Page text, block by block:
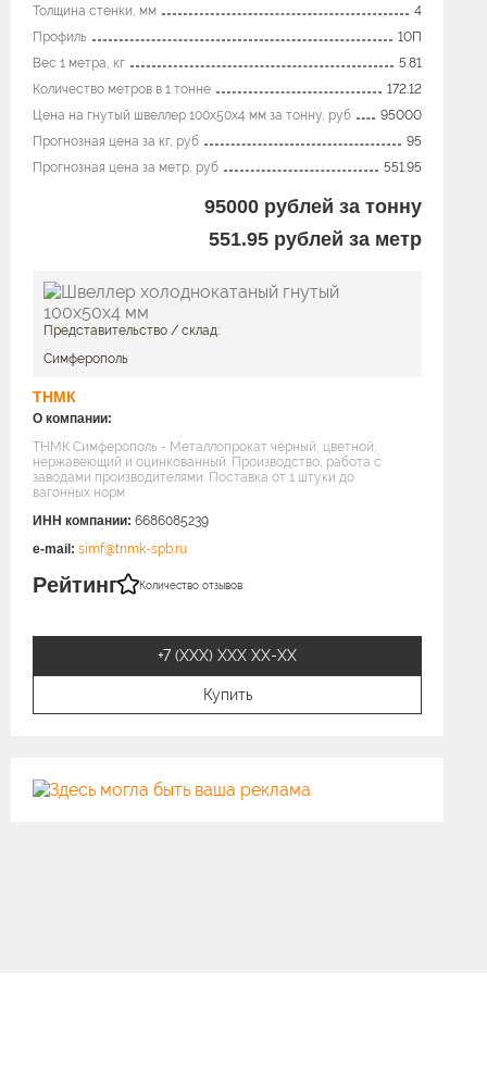
Толщина стенки, мм
4
Профиль
10П
Вес 1 метра, кг
5.81
Количество метров в 1 тонне
172.12
Цена на гнутый швеллер 100x50х4 мм за тонну, руб
95000
Прогнозная цена за кг, руб
95
Прогнозная цена за метр, руб
551.95
95000 рублей за тонну
551.95 рублей за метр
Представительство / склад:
Симферополь
ТНМК
О компании:
ТНМК Симферополь - Металлопрокат чёрный, цветной,
нержавеющий и оцинкованный. Производство, работа с
заводами производителями. Поставка от 1 штуки до
вагонных норм
ИНН компании: 6686085239
e-mail: simf@tnmk-spb.ru
Рейтинг Количество отзывов:
+7 (XXX) ХХХ ХХ-ХХ
Купить